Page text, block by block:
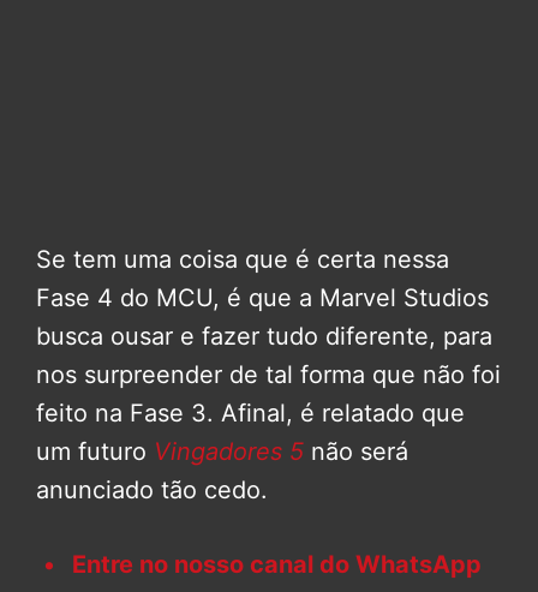
Se tem uma coisa que é certa nessa
Fase 4 do MCU, é que a Marvel Studios
busca ousar e fazer tudo diferente, para
nos surpreender de tal forma que não foi
feito na Fase 3. Afinal, é relatado que
um futuro Vingadores 5 não será
anunciado tão cedo.
Entre no nosso canal do WhatsApp